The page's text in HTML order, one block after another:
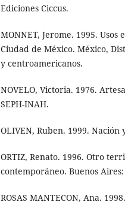
Ediciones Ciccus.
MONNET, Jerome. 1995.
Ciudad de México. México,
y centroamericanos.
NOVELO, Victoria. 1976.
SEPH-INAH.
OLIVEN, Ruben. 1999.
ORTIZ, Renato. 1996. Otro
contemporáneo. Buenos
ROSAS MANTECON, Ana.